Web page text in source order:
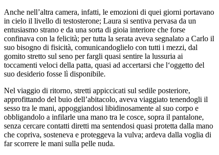
Anche nell’altra camera, infatti, le emozioni di quei giorni portavano
in cielo il livello di testosterone; Laura si sentiva pervasa da un
entusiasmo strano e da una sorta di gioia interiore che forse
confinava con la felicità; per tutta la serata aveva segnalato a Carlo il
suo bisogno di fisicità, comunicandoglielo con tutti i mezzi, dal
gomito stretto sul seno per fargli quasi sentire la lussuria ai
toccamenti veloci della patta, quasi ad accertarsi che l‘oggetto del
suo desiderio fosse lì disponibile.
Nel viaggio di ritorno, stretti appiccicati sul sedile posteriore,
approfittando del buio dell’abitacolo, aveva viaggiato tenendogli il
sesso tra le mani, appoggiandosi libidinosamente al suo corpo e
obbligandolo a infilarle una mano tra le cosce, sopra il pantalone,
senza cercare contatti diretti ma sentendosi quasi protetta dalla mano
che copriva, sosteneva e proteggeva la vulva; ardeva dalla voglia di
far scorrere le mani sulla pelle nuda.